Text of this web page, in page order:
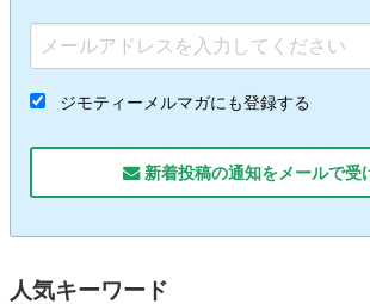
ジモティーメルマガにも登録する
新着投稿の通知をメールで受
人気キーワード